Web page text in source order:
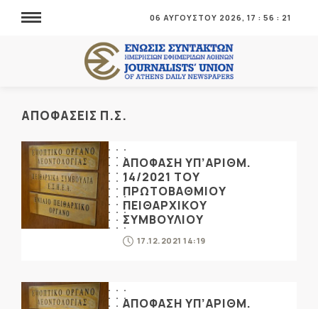
06 ΑΥΓΟΥΣΤΟΥ 2026, 17 : 56 : 21
ΑΠΟΦΑΣΕΙΣ Π.Σ.
ΑΠΟΦΑΣΗ ΥΠ’ΑΡΙΘΜ.
14/2021 ΤΟΥ
ΠΡΩΤΟΒΑΘΜΙΟΥ
ΠΕΙΘΑΡΧΙΚΟΥ
ΣΥΜΒΟΥΛΙΟΥ
17.12.2021 14:19
ΑΠΟΦΑΣΗ ΥΠ’ΑΡΙΘΜ.